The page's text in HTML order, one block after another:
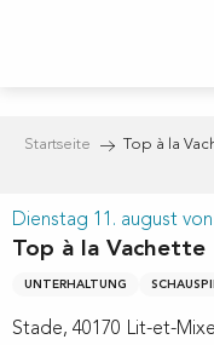
Startseite Top à la
Dienstag 11. august
Top à la Vachette
UNTERHALTUNG
Stade, 40170 Lit-et-Mixe